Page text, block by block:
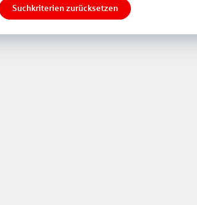
Suchkriterien zurücksetzen